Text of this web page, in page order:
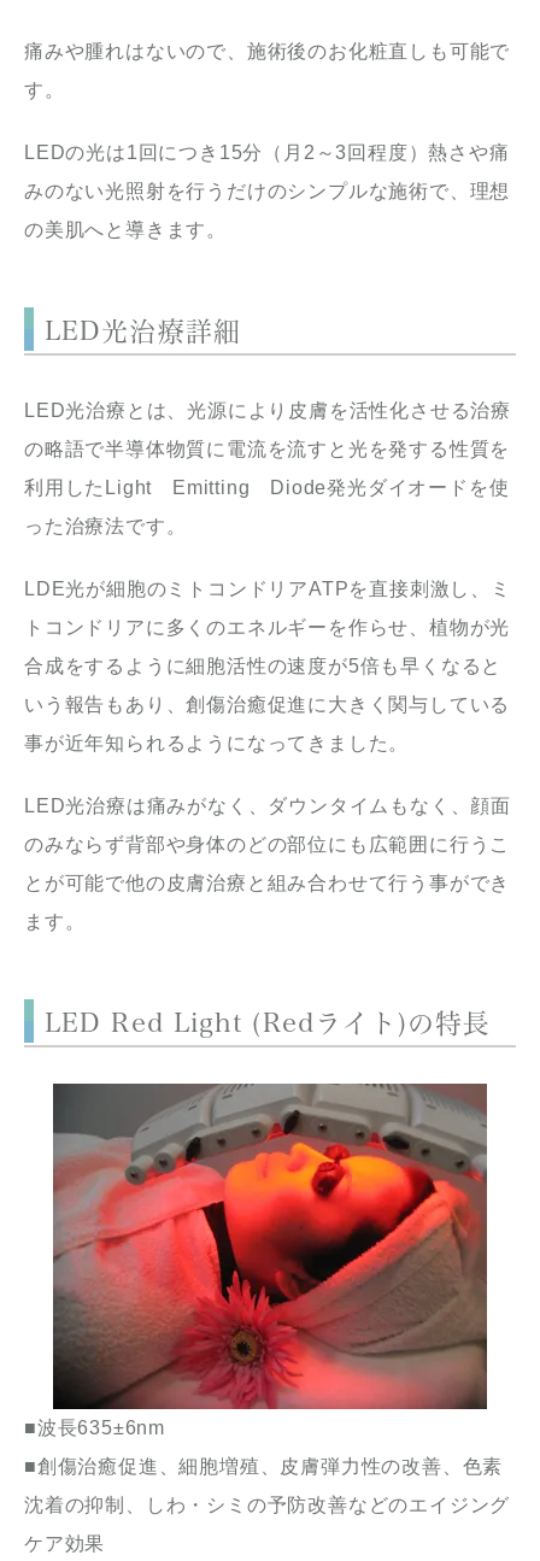
痛みや腫れはないので、施術後のお化粧直しも可能で
す。
LEDの光は1回につき15分（月2～3回程度）熱さや痛
みのない光照射を行うだけのシンプルな施術で、理想
の美肌へと導きます。
LED光治療詳細
LED光治療とは、光源により皮膚を活性化させる治療
の略語で半導体物質に電流を流すと光を発する性質を
利用したLight Emitting Diode発光ダイオードを使
った治療法です。
LDE光が細胞のミトコンドリアATPを直接刺激し、ミ
トコンドリアに多くのエネルギーを作らせ、植物が光
合成をするように細胞活性の速度が5倍も早くなると
いう報告もあり、創傷治癒促進に大きく関与している
事が近年知られるようになってきました。
LED光治療は痛みがなく、ダウンタイムもなく、顔面
のみならず背部や身体のどの部位にも広範囲に行うこ
とが可能で他の皮膚治療と組み合わせて行う事ができ
ます。
LED Red Light (Redライト)の特長
■波長635±6nm
■創傷治癒促進、細胞増殖、皮膚弾力性の改善、色素
沈着の抑制、しわ・シミの予防改善などのエイジング
ケア効果